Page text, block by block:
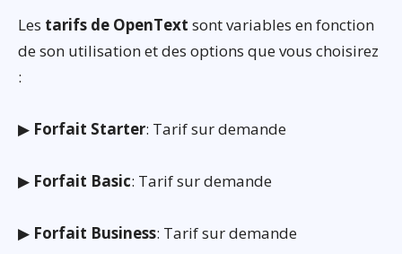
Les tarifs de OpenText sont variables en fonction
de son utilisation et des options que vous choisirez
:
▶ Forfait Starter: Tarif sur demande
▶ Forfait Basic: Tarif sur demande
▶ Forfait Business: Tarif sur demande